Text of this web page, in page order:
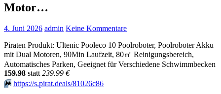
Motor…
4. Juni 2026 admin Keine Kommentare
Piraten Produkt: Ultenic Pooleco 10 Poolroboter, Poolroboter Akku
mit Dual Motoren, 90Min Laufzeit, 80㎡ Reinigungsbereich,
Automatisches Parken, Geeignet für Verschiedene Schwimmbecken
159.98 statt 239.99 €
⏩️ https://s.pirat.deals/81026c86